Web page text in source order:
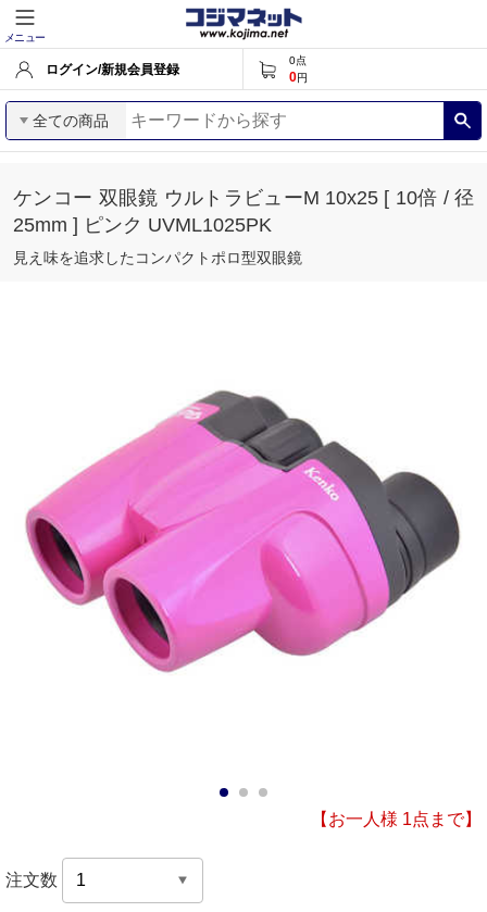
メニュー
ログイン/新規会員登録
0点
0円
全ての商品
ケンコー 双眼鏡 ウルトラビューM 10x25 [ 10倍 / 径
25mm ] ピンク UVML1025PK
見え味を追求したコンパクトポロ型双眼鏡
【お一人様 1点まで】
注文数